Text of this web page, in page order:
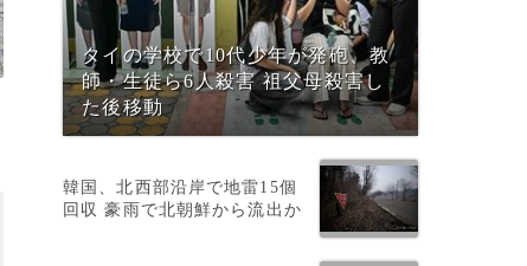
タイの学校で10代少年が発砲、教
師・生徒ら6人殺害 祖父母殺害し
た後移動
韓国、北西部沿岸で地雷15個
回収 豪雨で北朝鮮から流出か